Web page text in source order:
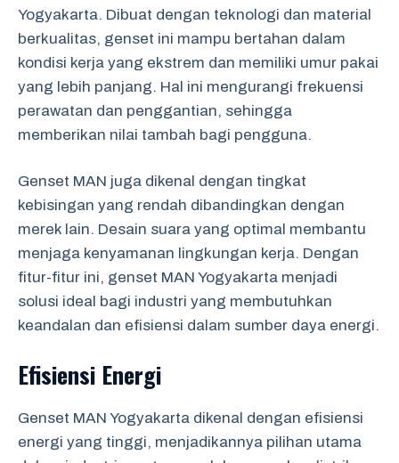
Yogyakarta. Dibuat dengan teknologi dan material
berkualitas, genset ini mampu bertahan dalam
kondisi kerja yang ekstrem dan memiliki umur pakai
yang lebih panjang. Hal ini mengurangi frekuensi
perawatan dan penggantian, sehingga
memberikan nilai tambah bagi pengguna.
Genset MAN juga dikenal dengan tingkat
kebisingan yang rendah dibandingkan dengan
merek lain. Desain suara yang optimal membantu
menjaga kenyamanan lingkungan kerja. Dengan
fitur-fitur ini, genset MAN Yogyakarta menjadi
solusi ideal bagi industri yang membutuhkan
keandalan dan efisiensi dalam sumber daya energi.
Efisiensi Energi
Genset MAN Yogyakarta dikenal dengan efisiensi
energi yang tinggi, menjadikannya pilihan utama